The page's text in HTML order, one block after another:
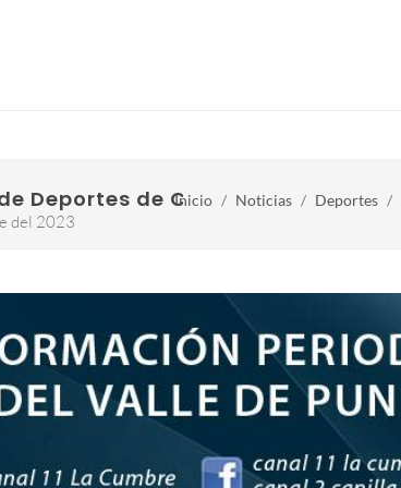
Deportes de Capilla del Monte
del 2023
Inicio Noticias Deportes